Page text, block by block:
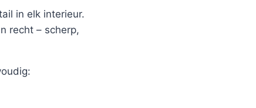
in elk interieur.
recht – scherp,